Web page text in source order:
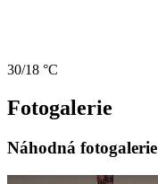
30/18 °C
Fotogalerie
Náhodná fotogalerie